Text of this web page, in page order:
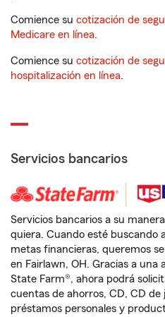
Comience su cotización de
Medicare en línea.
Comience su cotización de
hospitalización en línea.
Servicios bancarios
Servicios bancarios a su
quiera. Cuando esté buscando
metas financieras, queremos
en Fairlawn, OH. Gracias a una
State Farm®, ahora podrá
cuentas de ahorros, CD, CD
préstamos personales y